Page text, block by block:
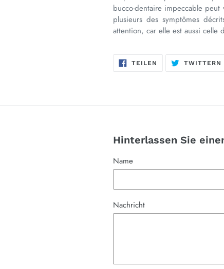
bucco-dentaire impeccable
plusieurs des symptômes
attention, car elle est aussi celle
TEILEN
FACEBOOK
TWITTERN
Hinterlassen Sie
Name
Nachricht